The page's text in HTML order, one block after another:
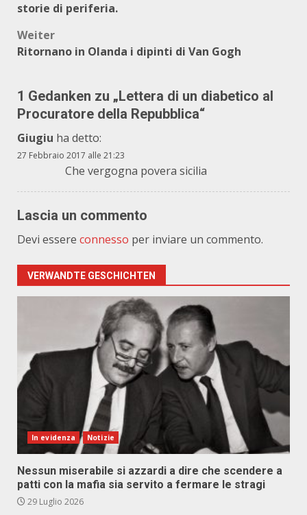
storie di periferia.
Weiter
Ritornano in Olanda i dipinti di Van Gogh
1 Gedanken zu „Lettera di un diabetico al
Procuratore della Repubblica“
Giugiu ha detto:
27 Febbraio 2017 alle 21:23
Che vergogna povera sicilia
Lascia un commento
Devi essere connesso per inviare un commento.
VERWANDTE GESCHICHTEN
In evidenza Notizie
Nessun miserabile si azzardi a dire che scendere a
patti con la mafia sia servito a fermare le stragi
29 Luglio 2026